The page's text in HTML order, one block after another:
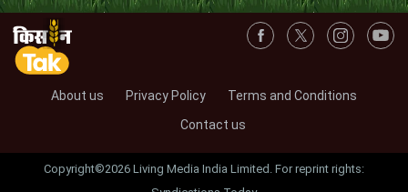
About us Privacy Policy
Terms and Conditions
Contact us
Copyright©2026 Living Media India Limited. For reprint rights: